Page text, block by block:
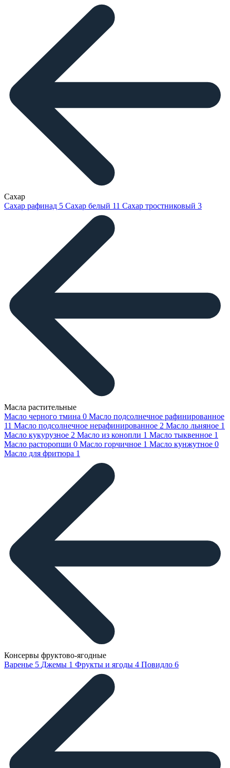
Сахар
Сахар рафинад 5 Сахар белый 11 Сахар тростниковый 3
Масла растительные
Масло черного тмина 0 Масло подсолнечное рафинированное
11 Масло подсолнечное нерафинированное 2 Масло льняное 1
Масло кукурузное 2 Масло из конопли 1 Масло тыквенное 1
Масло расторопши 0 Масло горчичное 1 Масло кунжутное 0
Масло для фритюра 1
Консервы фруктово-ягодные
Варенье 5 Джемы 1 Фрукты и ягоды 4 Повидло 6